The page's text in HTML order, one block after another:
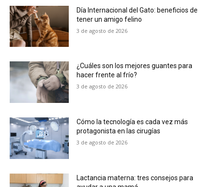
Día Internacional del Gato: beneficios de
tener un amigo felino
3 de agosto de 2026
¿Cuáles son los mejores guantes para
hacer frente al frío?
3 de agosto de 2026
Cómo la tecnología es cada vez más
protagonista en las cirugías
3 de agosto de 2026
Lactancia materna: tres consejos para